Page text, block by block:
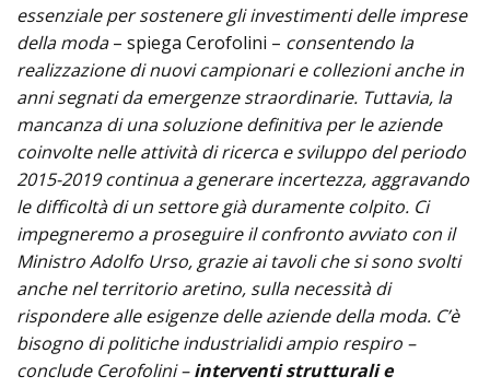
essenziale per sostenere gli investimenti delle imprese
della moda– spiega Cerofolini – consentendo la
realizzazione di nuovi campionari e collezioni anche in
anni segnati da emergenze straordinarie. Tuttavia, la
mancanza di una soluzione definitiva per le aziende
coinvolte nelle attività di ricerca e sviluppo del periodo
2015-2019 continua a generare incertezza, aggravando
le difficoltà di un settore già duramente colpito. Ci
impegneremo a proseguire il confronto avviato con il
Ministro Adolfo Urso, grazie ai tavoli che si sono svolti
anche nel territorio aretino, sulla necessità di
rispondere alle esigenze delle aziende della moda. C’è
bisogno di politiche industrialidi ampio respiro –
conclude Cerofolini –interventi strutturali e